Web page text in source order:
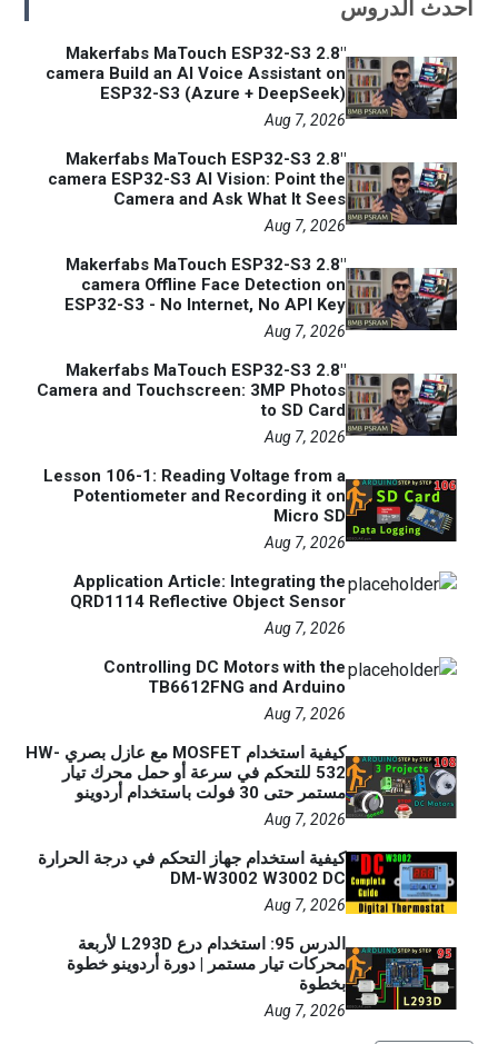
أحدث الدروس
Makerfabs MaTouch ESP32-S3 2.8"
camera Build an AI Voice Assistant on
ESP32-S3 (Azure + DeepSeek)
Aug 7, 2026
Makerfabs MaTouch ESP32-S3 2.8"
camera ESP32-S3 AI Vision: Point the
Camera and Ask What It Sees
Aug 7, 2026
Makerfabs MaTouch ESP32-S3 2.8"
camera Offline Face Detection on
ESP32-S3 - No Internet, No API Key
Aug 7, 2026
Makerfabs MaTouch ESP32-S3 2.8"
Camera and Touchscreen: 3MP Photos
to SD Card
Aug 7, 2026
Lesson 106-1: Reading Voltage from a
Potentiometer and Recording it on
Micro SD
Aug 7, 2026
Application Article: Integrating the
QRD1114 Reflective Object Sensor
Aug 7, 2026
Controlling DC Motors with the
TB6612FNG and Arduino
Aug 7, 2026
كيفية استخدام MOSFET مع عازل بصري HW-
532 للتحكم في سرعة أو حمل محرك تيار
مستمر حتى 30 فولت باستخدام أردوينو
Aug 7, 2026
كيفية استخدام جهاز التحكم في درجة الحرارة
DM-W3002 W3002 DC
Aug 7, 2026
الدرس 95: استخدام درع L293D لأربعة
محركات تيار مستمر | دورة أردوينو خطوة
بخطوة
Aug 7, 2026